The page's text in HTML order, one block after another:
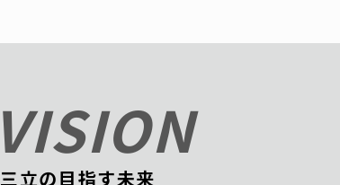
VISION
―― 三立の目指す未来